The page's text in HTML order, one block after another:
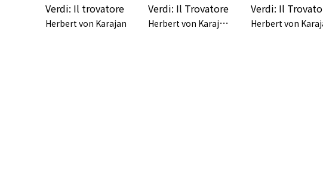
Verdi: Il trovatore
Herbert von Karajan
Verdi: Il Trovatore
H
erbert von Karajan/Maria Callas
Verdi: Il
Herbert von